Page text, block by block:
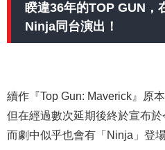
睽違36年的TOP GUN，
Ninja同台演出！
續作『Top Gun: Maverick』原
但在經過數次延期後終於宣布於
而劇中似乎也會有「Ninja」登場